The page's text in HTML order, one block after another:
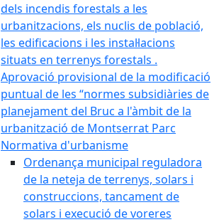
dels incendis forestals a les
urbanitzacions, els nuclis de població,
les edificacions i les instal·lacions
situats en terrenys forestals .
Aprovació provisional de la modificació
puntual de les “normes subsidiàries de
planejament del Bruc a l'àmbit de la
urbanització de Montserrat Parc
Normativa d'urbanisme
Ordenança municipal reguladora
de la neteja de terrenys, solars i
construccions, tancament de
solars i execució de voreres